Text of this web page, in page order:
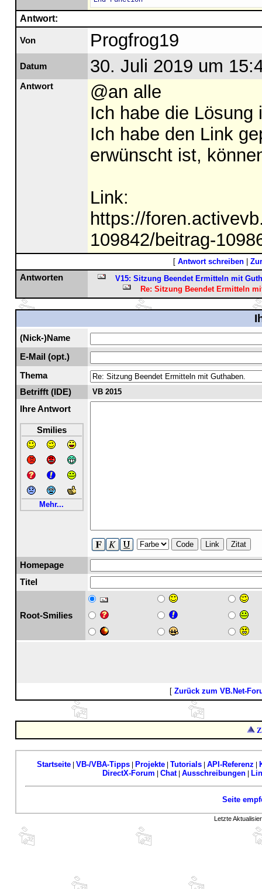
Antwort:
Von Progfrog19
Datum 30. Juli 2019 um
Antwort
@an alle
Ich habe die Lösung
Ich habe den Link
erwünscht ist,
Link:
https://
109842/beitrag-
[ Antwort schreiben|
Antworten
V15: Sitzung Beendet Ermitteln mit
Re: Sitzung Beendet Ermitteln
(Nick-)Name
E-Mail (opt.)
Thema
Betrifft (IDE)
VB 2015
Ihre Antwort
Smilies
Mehr...
Code Link Zitat
Homepage
Titel
Root-Smilies
[ Zurück zum VB.Net-
Startseite| VB-/VBA-Tipps| Projekte| Tutorials| API-Referenz
DirectX-Forum
Chat| Ausschreibungen
Seite
Letzte